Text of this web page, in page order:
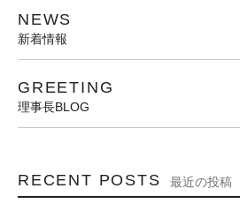
NEWS
新着情報
GREETING
理事長BLOG
RECENT POSTS 最近の投稿